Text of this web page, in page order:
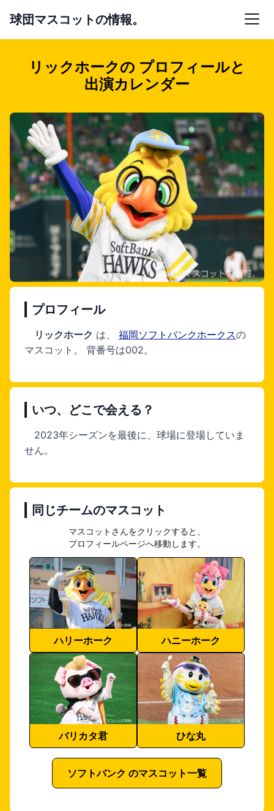
球団マスコットの情報。
リックホークの プロフィールと
出演カレンダー
プロフィール
リックホーク は、 福岡ソフトバンクホークスの
マスコット。 背番号は002。
いつ、どこで会える？
2023年シーズンを最後に、球場に登場していま
せん。
同じチームのマスコット
マスコットさんをクリックすると、
プロフィールページへ移動します。
ハリーホーク ハニーホーク
バリカタ君 ひな丸
ソフトバンク のマスコット一覧